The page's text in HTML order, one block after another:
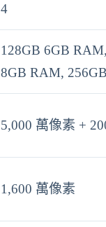
4
128GB 6GB
8GB RAM,
5,000 萬像素 +
1,600 萬像素